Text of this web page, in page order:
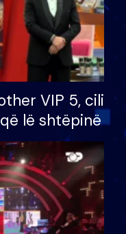
VIP 5, cili
lë shtëpinë